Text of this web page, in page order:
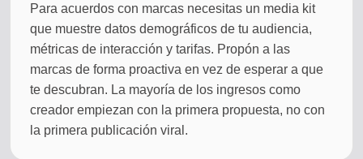
Para acuerdos con marcas necesitas un media kit
que muestre datos demográficos de tu audiencia,
métricas de interacción y tarifas. Propón a las
marcas de forma proactiva en vez de esperar a que
te descubran. La mayoría de los ingresos como
creador empiezan con la primera propuesta, no con
la primera publicación viral.